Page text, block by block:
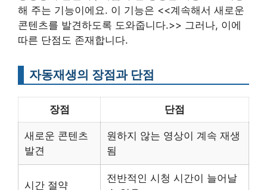
해 주는 기능이에요. 이 기능은 <<계속해서 새로운
콘텐츠를 발견하도록 도와줍니다.>> 그러나, 이에
따른 단점도 존재합니다.
자동재생의 장점과 단점
장점 단점
새로운 콘텐츠
발견
원하지 않는 영상이 계속 재생
됨
시간 절약
전반적인 시청 시간이 늘어날